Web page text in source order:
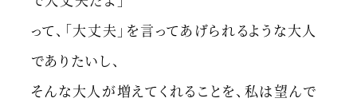
って、「大丈夫」を言ってあげられるような大人
でありたいし、
そんな大人が増えてくれることを、私は望んで